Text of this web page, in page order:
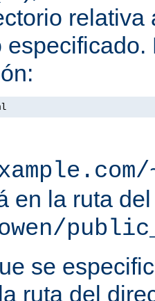
relativa
especificado.
en la ruta
se
ruta del